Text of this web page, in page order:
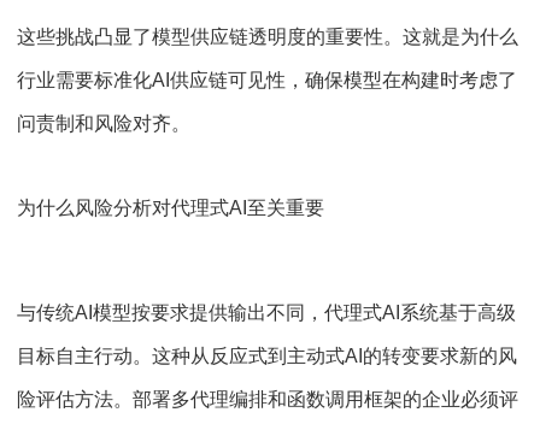
这些挑战凸显了模型供应链透明度的重要性。这就是为什么
行业需要标准化AI供应链可见性，确保模型在构建时考虑了
问责制和风险对齐。
为什么风险分析对代理式AI至关重要
与传统AI模型按要求提供输出不同，代理式AI系统基于高级
目标自主行动。这种从反应式到主动式AI的转变要求新的风
险评估方法。部署多代理编排和函数调用框架的企业必须评